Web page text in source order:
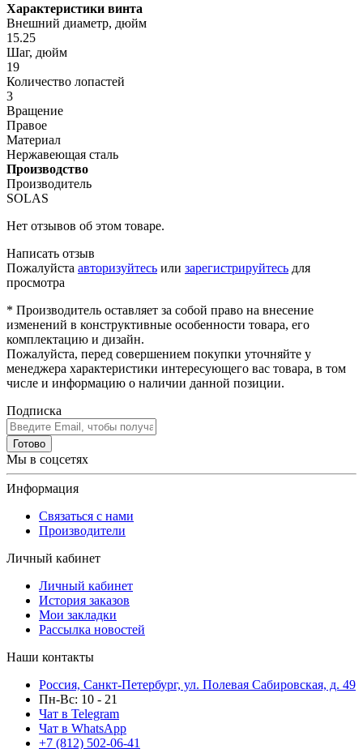
Характеристики винта
Внешний диаметр, дюйм
15.25
Шаг, дюйм
19
Количество лопастей
3
Вращение
Правое
Материал
Нержавеющая сталь
Производство
Производитель
SOLAS
Нет отзывов об этом товаре.
Написать отзыв
Пожалуйста авторизуйтесь или зарегистрируйтесь для
просмотра
* Производитель оставляет за собой право на внесение
изменений в конструктивные особенности товара, его
комплектацию и дизайн.
Пожалуйста, перед совершением покупки уточняйте у
менеджера характеристики интересующего вас товара, в том
числе и информацию о наличии данной позиции.
Подписка
Готово
Мы в соцсетях
Информация
Связаться с нами
Производители
Личный кабинет
Личный кабинет
История заказов
Мои закладки
Рассылка новостей
Наши контакты
Россия, Санкт-Петербург, ул. Полевая Сабировская, д. 49
Пн-Вс: 10 - 21
Чат в Telegram
Чат в WhatsApp
+7 (812) 502-06-41